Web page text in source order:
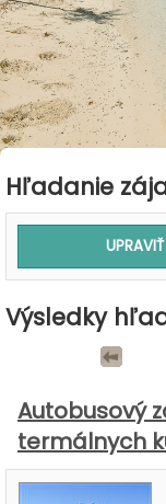
Hľadanie
Výsledky
Autobusový
termálnych